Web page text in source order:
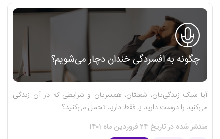
چگونه به افسردگی خندان دچار می‌شویم؟
آیا سبک زندگی‌تان، شغلتان، همسرتان و شرایطی که در آن زندگی
می‌کنید را دوست دارید یا فقط دارید تحمل می‌کنید؟
منتشر شده در تاریخ ۲۴ فروردین ماه ۱۴۰۱